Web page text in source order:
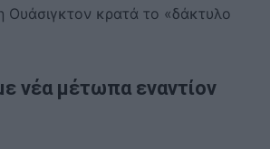
Ουάσιγκτον κρατά το «δάκτυλο
νέα μέτωπα εναντίον